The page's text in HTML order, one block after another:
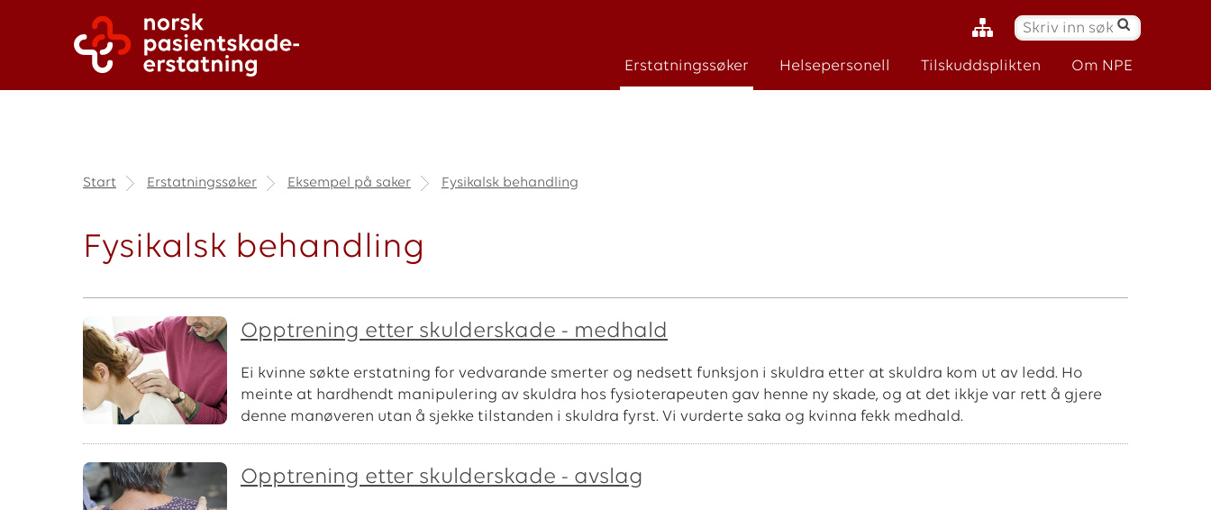
S
k
:
Erstatningssøker Helsepersonell Tilskuddsplikten Om NPE
Start Erstatningssøker Eksempel på saker Fysikalsk behandling
Fysikalsk behandling
Opptrening etter skulderskade - medhald
Ei kvinne søkte erstatning for vedvarande smerter og nedsett funksjon i skuldra etter at skuldra kom ut av ledd. Ho
meinte at hardhendt manipulering av skuldra hos fysioterapeuten gav henne ny skade, og at det ikkje var rett å gjere
denne manøveren utan å sjekke tilstanden i skuldra fyrst. Vi vurderte saka og kvinna fekk medhald.
Opptrening etter skulderskade - avslag